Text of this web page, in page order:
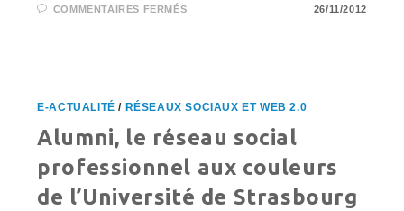
COMMENTAIRES FERMÉSSUR
26/11/2012
E-ACTUALITÉ / RÉSEAUX SOCIAUX ET WEB 2.0
Alumni, le réseau social
professionnel aux couleurs
de l’Université de Strasbourg